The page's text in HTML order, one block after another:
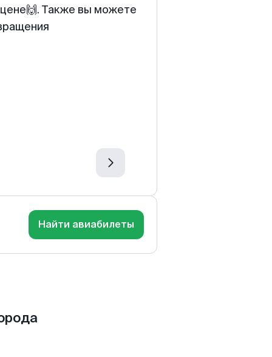
Также вы можете
Найти авиабилеты